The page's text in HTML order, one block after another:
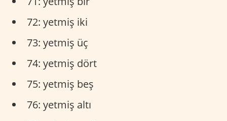
72: yetmiş iki
73: yetmiş üç
74: yetmiş dört
75: yetmiş beş
76: yetmiş altı